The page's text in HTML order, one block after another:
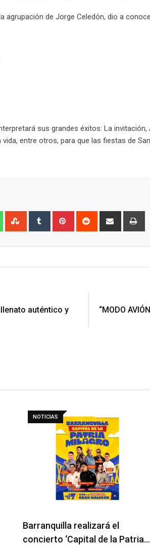
agrupación de Jorge Celedón, dio a
sus grandes éxitos: La invitación,
entre otros, para que las fiestas de
WhatsappStumbleUpon
Tumblr Pinterest Reddit
Share
auténtico y
“MODO
NOTICIAS
Barranquilla realizará el
concierto ‘Capital de la Patria…